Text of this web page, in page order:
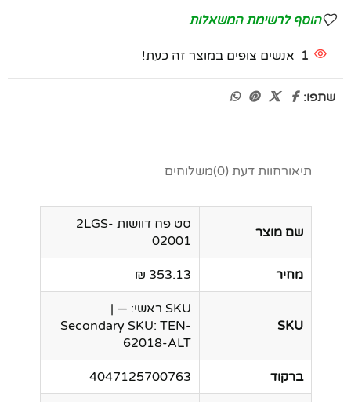
הוסף לרשימת המשאלות
1 אנשים צופים במוצר זה כעת!
שתפו:
תיאורחוות דעת (0) משלוחים
שם מוצר
סט פח דוושות 2LGS-
02001
מחיר 353.13 ₪
SKU
SKU ראשי: — |
Secondary SKU: TEN-
62018-ALT
ברקוד 4047125700763